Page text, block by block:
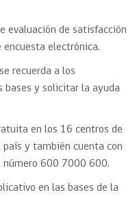
evaluación de satisfacción
electrónica.
recuerda a los
bases y solicitar la ayuda
en los 16 centros de
y también cuenta con
número 600 7000 600.
en las bases de la